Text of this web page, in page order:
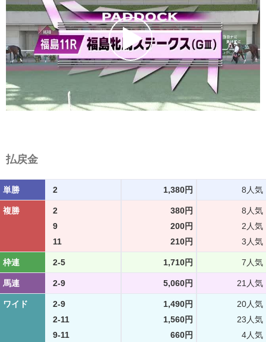
払戻金
単勝 2 1,380円 8人気
複勝 2 380円
8人気
9
200円
2人気
11
210円 3人気
枠連 2-5 1,710円 7人気
馬連 2-9 5,060円 21人気
ワイド 2-9 1,490円
20人気
2-11
1,560円
23人気
9-11
660円 4人気